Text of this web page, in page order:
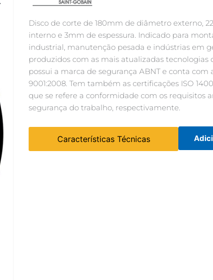
Disco de corte de 180mm de diâmetro externo,
interno e 3mm de espessura. Indicado para
industrial, manutenção pesada e indústrias em
produzidos com as mais atualizadas tecnologias
possui a marca de segurança ABNT e conta com
9001:2008. Tem também as certificações ISO
que se refere a conformidade com os requisitos
segurança do trabalho, respectivamente.
Características Técnicas